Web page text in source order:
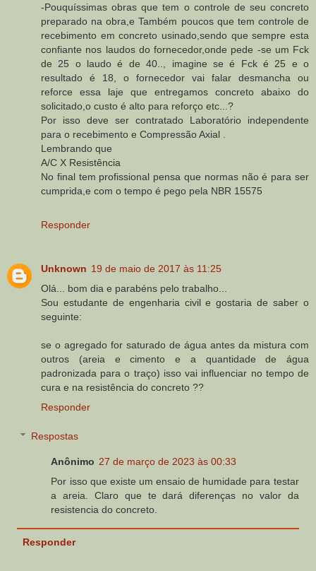
-Pouquíssimas obras que tem o controle de seu concreto
preparado na obra,e Também poucos que tem controle de
recebimento em concreto usinado,sendo que sempre esta
confiante nos laudos do fornecedor,onde pede -se um Fck
de 25 o laudo é de 40.., imagine se é Fck é 25 e o
resultado é 18, o fornecedor vai falar desmancha ou
reforce essa laje que entregamos concreto abaixo do
solicitado,o custo é alto para reforço etc...?
Por isso deve ser contratado Laboratório independente
para o recebimento e Compressão Axial .
Lembrando que
A/C X Resistência
No final tem profissional pensa que normas não é para ser
cumprida,e com o tempo é pego pela NBR 15575
Responder
Unknown 19 de maio de 2017 às 11:25
Olá... bom dia e parabéns pelo trabalho...
Sou estudante de engenharia civil e gostaria de saber o
seguinte:
se o agregado for saturado de água antes da mistura com
outros (areia e cimento e a quantidade de água
padronizada para o traço) isso vai influenciar no tempo de
cura e na resistência do concreto ??
Responder
Respostas
Anônimo 27 de março de 2023 às 00:33
Por isso que existe um ensaio de humidade para testar
a areia. Claro que te dará diferenças no valor da
resistencia do concreto.
Responder